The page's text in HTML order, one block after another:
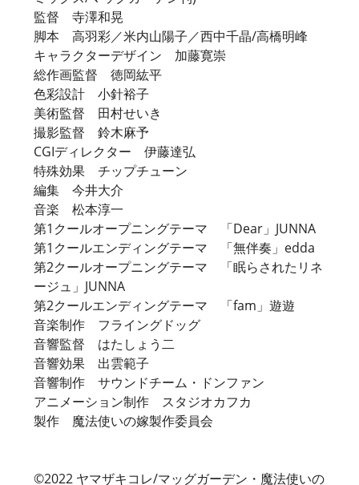
監督 寺澤和晃
脚本 高羽彩／米内山陽子／西中千晶/高橋明峰
キャラクターデザイン 加藤寛崇
総作画監督 徳岡紘平
色彩設計 小針裕子
美術監督 田村せいき
撮影監督 鈴木麻予
CGIディレクター 伊藤達弘
特殊効果 チップチューン
編集 今井大介
音楽 松本淳一
第1クールオープニングテーマ 「Dear」JUNNA
第1クールエンディングテーマ 「無伴奏」edda
第2クールオープニングテーマ 「眠らされたリネ
ージュ」JUNNA
第2クールエンディングテーマ 「fam」遊遊
音楽制作 フライングドッグ
音響監督 はたしょう二
音響効果 出雲範子
音響制作 サウンドチーム・ドンファン
アニメーション制作 スタジオカフカ
製作 魔法使いの嫁製作委員会
©2022 ヤマザキコレ/マッグガーデン・魔法使いの